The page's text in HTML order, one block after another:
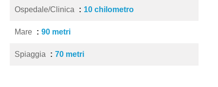
Ospedale/Clinica 10 chilometro
Mare 90 metri
Spiaggia 70 metri